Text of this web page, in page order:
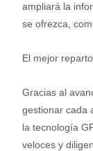
ampliará la
se ofrezca,
El mejor
Gracias al
gestionar cada
la tecnología
veloces y